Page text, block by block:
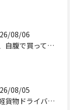
08/06
えっ、自腹で買ってた！ドラレコやバックカメラの導入で国からお金が出るって本当？
08/05
限界軽貨物ドライバーが最低限やるべき！？「ズボラ経費防衛術」